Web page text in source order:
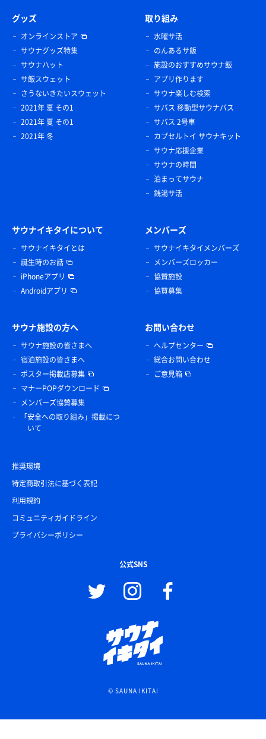
グッズ
オンラインストア
サウナグッズ特集
サウナハット
サ飯スウェット
さうないきたいスウェット
2021年 夏 その1
2021年 夏 その1
2021年 冬
取り組み
水曜サ活
のんあるサ飯
施設のおすすめサウナ飯
アプリ作ります
サウナ楽しむ検索
サバス 移動型サウナバス
サバス 2号車
カプセルトイ サウナキット
サウナ応援企業
サウナの時間
泊まってサウナ
銭湯サ活
サウナイキタイについて
サウナイキタイとは
誕生時のお話
iPhoneアプリ
Androidアプリ
メンバーズ
サウナイキタイメンバーズ
メンバーズロッカー
協賛施設
協賛募集
サウナ施設の方へ
サウナ施設の皆さまへ
宿泊施設の皆さまへ
ポスター掲載店募集
マナーPOPダウンロード
メンバーズ協賛募集
「安全への取り組み」掲載につ
いて
お問い合わせ
ヘルプセンター
総合お問い合わせ
ご意見箱
推奨環境
特定商取引法に基づく表記
利用規約
コミュニティガイドライン
プライバシーポリシー
公式SNS
© SAUNA IKITAI